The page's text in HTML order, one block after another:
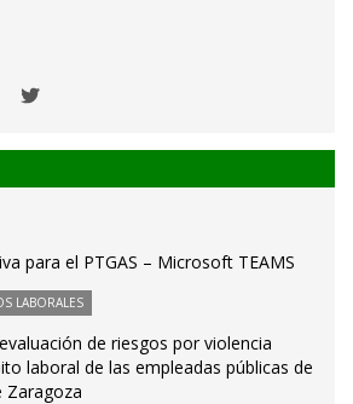
para el PTGAS – Microsoft TEAMS
LABORALES
de riesgos por violencia
laboral de las empleadas públicas de
Zaragoza